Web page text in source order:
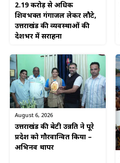
2.19 करोड़ से अधिक
शिवभक्त गंगाजल लेकर लौटे,
उत्तराखंड की व्यवस्थाओं की
देशभर में सराहना
August 6, 2026
उत्तराखंड की बेटी उन्नति ने पूरे
प्रदेश को गौरवान्वित किया –
अभिनव थापर